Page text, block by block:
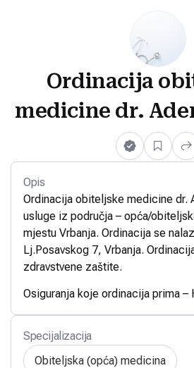
Ordinacija
medicine dr.
Opis
Ordinacija obiteljske medicine dr.
usluge iz područja – opća/
mjestu Vrbanja. Ordinacija se
Lj.Posavskog 7, Vrbanja.
zdravstvene zaštite.
Osiguranja koje ordinacija prima –
Specijalizacija
Obiteljska (opća) medicina